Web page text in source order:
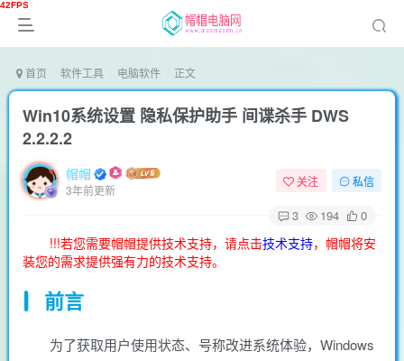
首页 软件工具 电脑软件 正文
Win10系统设置 隐私保护助手 间谍杀手 DWS
2.2.2.2
帽帽
3年前更新
关注 私信
3 194 0
!!!若您需要帽帽提供技术支持，请点击技术支持，帽帽将安
装您的需求提供强有力的技术支持。
前言
为了获取用户使用状态、号称改进系统体验，Windows